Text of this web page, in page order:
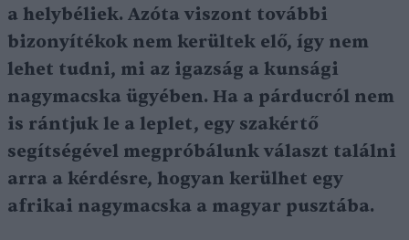
a helybéliek. Azóta viszont további
bizonyítékok nem kerültek elő, így nem
lehet tudni, mi az igazság a kunsági
nagymacska ügyében. Ha a párducról nem
is rántjuk le a leplet, egy szakértő
segítségével megpróbálunk választ találni
arra a kérdésre, hogyan kerülhet egy
afrikai nagymacska a magyar pusztába.